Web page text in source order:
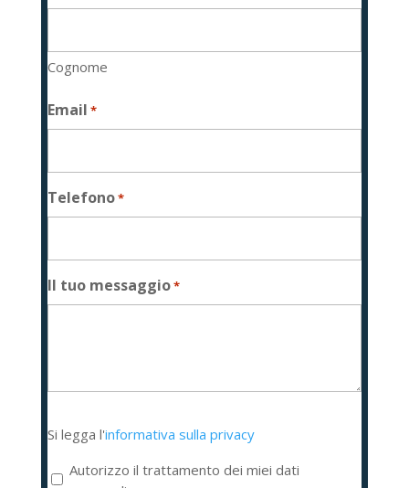
Cognome
Email *
Telefono*
Il tuo messaggio*
legga
l'informativa
Si legga l'informativa sulla privacy
Autorizzo il trattamento dei miei dati